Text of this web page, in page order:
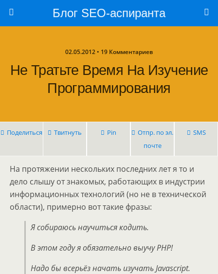
Блог SEO-аспиранта
02.05.2012 • 19 Комментариев
Не Тратьте Время На Изучение
Программирования
Поделиться Твитнуть Pin
Отпр. по эл.
почте
SMS
На протяжении нескольких последних лет я то и
дело слышу от знакомых, работающих в индустрии
информационных технологий (но не в технической
области), примерно вот такие фразы:
Я собираюсь научиться кодить.
В этом году я обязательно выучу PHP!
Надо бы всерьёз начать изучать Javascript.